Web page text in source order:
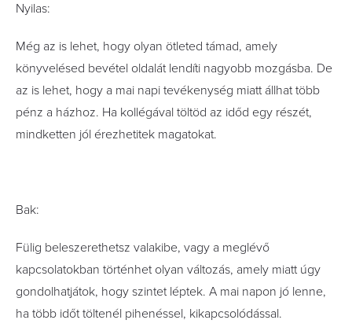
Nyilas:
Még az is lehet, hogy olyan ötleted támad, amely
könyvelésed bevétel oldalát lendíti nagyobb mozgásba. De
az is lehet, hogy a mai napi tevékenység miatt állhat több
pénz a házhoz. Ha kollégával töltöd az időd egy részét,
mindketten jól érezhetitek magatokat.
Bak:
Fülig beleszerethetsz valakibe, vagy a meglévő
kapcsolatokban történhet olyan változás, amely miatt úgy
gondolhatjátok, hogy szintet léptek. A mai napon jó lenne,
ha több időt töltenél pihenéssel, kikapcsolódással.